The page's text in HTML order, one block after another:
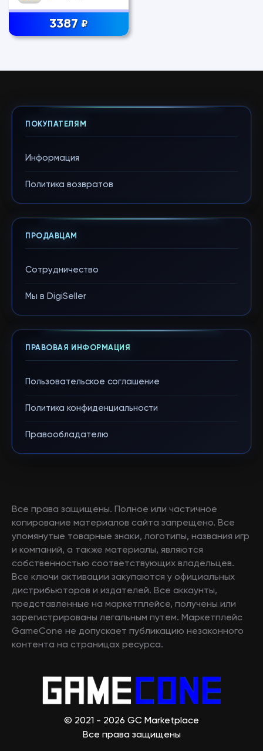
3387 ₽
ПОКУПАТЕЛЯМ
Информация
Политика возвратов
ПРОДАВЦАМ
Сотрудничество
Мы в DigiSeller
ПРАВОВАЯ ИНФОРМАЦИЯ
Пользовательское соглашение
Политика конфиденциальности
Правообладателю
Все права защищены. Полное или частичное
копирование материалов сайта запрещено. Все
упомянутые товарные знаки, логотипы, названия игр
и компаний, а также материалы, являются
собственностью соответствующих владельцев.
Все ключи активации закупаются у официальных
дистрибьюторов и издателей. Все аккаунты,
представленные на маркетплейсе, получены или
зарегистрированы легальным путем. Маркетплейс
GameCone не допускает публикацию незаконного
контента на страницах ресурса.
© 2021 - 2026 GC Marketplace
Все права защищены